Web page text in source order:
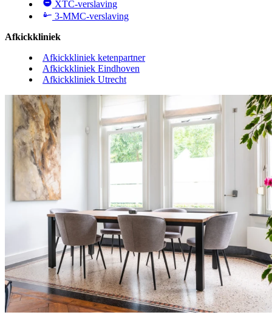
XTC-verslaving
3-MMC-verslaving
Afkickkliniek
Afkickkliniek ketenpartner
Afkickkliniek Eindhoven
Afkickkliniek Utrecht